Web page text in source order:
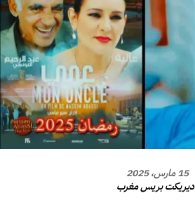
15 مارس، 2025
ديريكت بريس مغرب